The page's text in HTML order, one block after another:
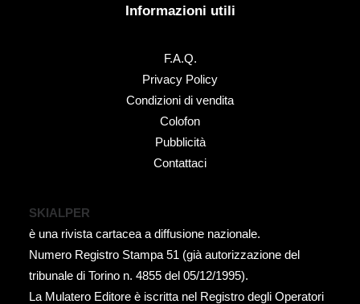
Informazioni utili
F.A.Q.
Privacy Policy
Condizioni di vendita
Colofon
Pubblicità
Contattaci
SKIALPER
è una rivista cartacea a diffusione nazionale.
Numero Registro Stampa 51 (già autorizzazione del
tribunale di Torino n. 4855 del 05/12/1995).
La Mulatero Editore è iscritta nel Registro degli Operatori